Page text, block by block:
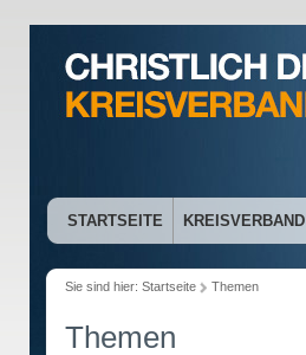
STARTSEITE KREISVERBAND
Sie sind hier: Startseite Themen
Themen